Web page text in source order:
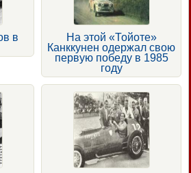
в
На этой «Тойоте»
Канккунен одержал свою
первую победу в 1985
году